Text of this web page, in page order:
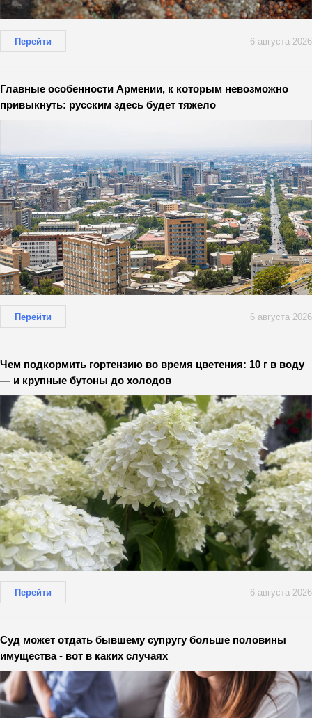
Перейти 6 августа 2026
Главные особенности Армении, к которым невозможно
привыкнуть: русским здесь будет тяжело
Перейти 6 августа 2026
Чем подкормить гортензию во время цветения: 10 г в воду
— и крупные бутоны до холодов
Перейти 6 августа 2026
Суд может отдать бывшему супругу больше половины
имущества - вот в каких случаях